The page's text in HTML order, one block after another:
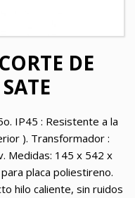
DE
IP45 : Resistente a la
). Transformador :
Medidas: 145 x 542 x
placa poliestireno.
hilo caliente, sin ruidos